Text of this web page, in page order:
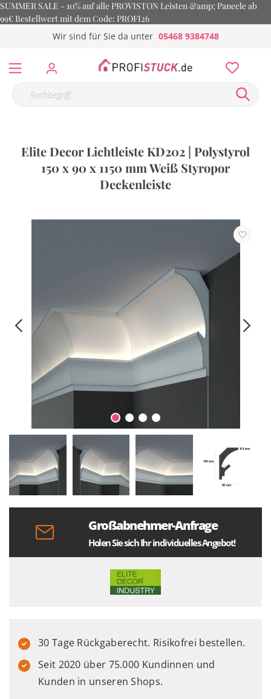
SUMMER SALE - 10% auf alle PROVISTON Leisten &amp; Paneele ab
99€ Bestellwert mit dem Code: PROFI26
Wir sind für Sie da unter 05468 9384748
Elite Decor Lichtleiste KD202 | Polystyrol
150 x 90 x 1150 mm Weiß Styropor
Deckenleiste
Großabnehmer-Anfrage
Holen Sie sich Ihr individuelles Angebot!
30 Tage Rückgaberecht. Risikofrei bestellen.
Seit 2020 über 75.000 Kundinnen und
Kunden in unseren Shops.